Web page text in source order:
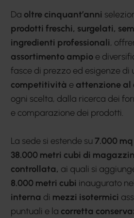
Da oltre cinquant’anni
prodotti freschi, surgelati,
ingredienti professionali,
assortimento ampio e
fasce di prezzo ed esigenze di
competitività e attenzione al
ogni scelta, dalla ricerca dei
e comparazione dei prodotti.
La sede si estende su7.000 mq
38.000 metri cubi di
controllata, ai quali si
8.000 metri cubi inaugurato
interna di mezzi isotermici
puntuali e la corretta